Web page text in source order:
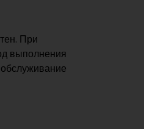
При
выполнения